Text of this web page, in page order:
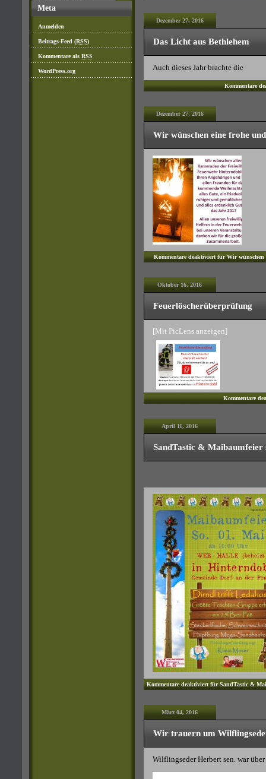
Meta
Anmelden
Beitrags-Feed (RSS)
Kommentare als RSS
WordPress.org
Dezember 27, 2016
Das Licht aus Bethlehem
Auch dieses Jahr brachte die
Kommentare
Dezember 27, 2016
Wir wünschen eine frohe
Kommentare deaktiviertfür Wir wünschen
Oktober 16, 2016
Feuerlöscherüberprüfung
[Mit PicLens anzeigen]
Kommentare
April 11, 2016
SandTastic & Maibaumfeier
Kommentare deaktiviertfür SandTastic &
März 04, 2016
Wir trauern um
Wilflingseder Herbert sen. war